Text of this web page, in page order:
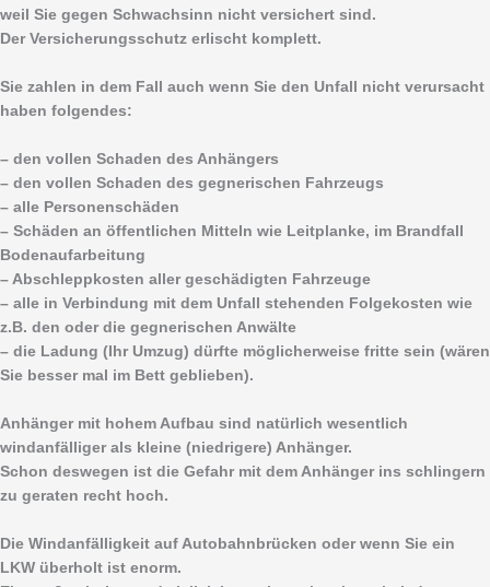
weil Sie gegen Schwachsinn nicht versichert sind.
Der Versicherungsschutz erlischt komplett.
Sie zahlen in dem Fall auch wenn Sie den Unfall nicht verursacht
haben folgendes:
– den vollen Schaden des Anhängers
– den vollen Schaden des gegnerischen Fahrzeugs
– alle Personenschäden
– Schäden an öffentlichen Mitteln wie Leitplanke, im Brandfall
Bodenaufarbeitung
– Abschleppkosten aller geschädigten Fahrzeuge
– alle in Verbindung mit dem Unfall stehenden Folgekosten wie
z.B. den oder die gegnerischen Anwälte
– die Ladung (Ihr Umzug) dürfte möglicherweise fritte sein (wären
Sie besser mal im Bett geblieben).
Anhänger mit hohem Aufbau sind natürlich wesentlich
windanfälliger als kleine (niedrigere) Anhänger.
Schon deswegen ist die Gefahr mit dem Anhänger ins schlingern
zu geraten recht hoch.
Die Windanfälligkeit auf Autobahnbrücken oder wenn Sie ein
LKW überholt ist enorm.